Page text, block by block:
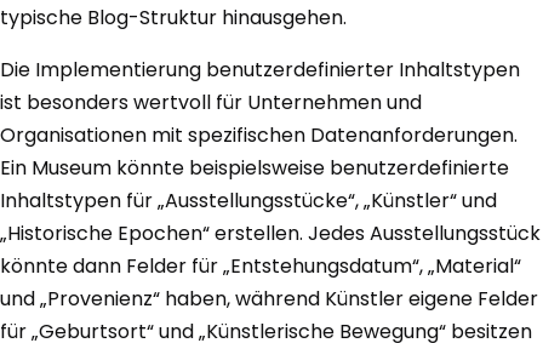
typische Blog-Struktur hinausgehen.
Die Implementierung benutzerdefinierter Inhaltstypen
ist besonders wertvoll für Unternehmen und
Organisationen mit spezifischen Datenanforderungen.
Ein Museum könnte beispielsweise benutzerdefinierte
Inhaltstypen für „Ausstellungsstücke“, „Künstler“ und
„Historische Epochen“ erstellen. Jedes Ausstellungsstück
könnte dann Felder für „Entstehungsdatum“, „Material“
und „Provenienz“ haben, während Künstler eigene Felder
für „Geburtsort“ und „Künstlerische Bewegung“ besitzen